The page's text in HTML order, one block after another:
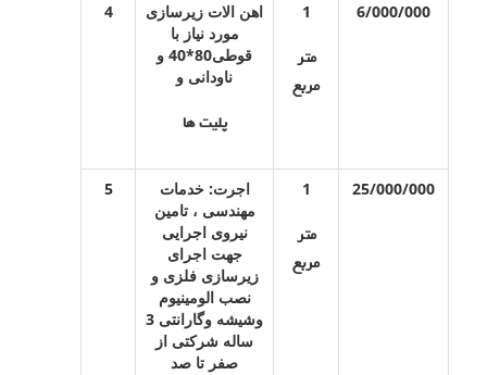
6/000/000
1
متر
مربع
اهن الات زیرسازی
مورد نیاز با
قوطی80*40 و
ناودانی و
پلیت ها
4
25/000/000
1
متر
مربع
اجرت: خدمات
مهندسی ، تامین
نیروی اجرایی
جهت اجرای
زیرسازی فلزی و
نصب الومینیوم
وشیشه وگارانتی 3
ساله شرکتی از
صفر تا صد
5